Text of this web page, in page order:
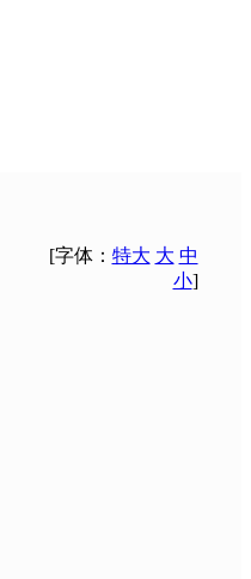
[字体： 特大 大 中
小]